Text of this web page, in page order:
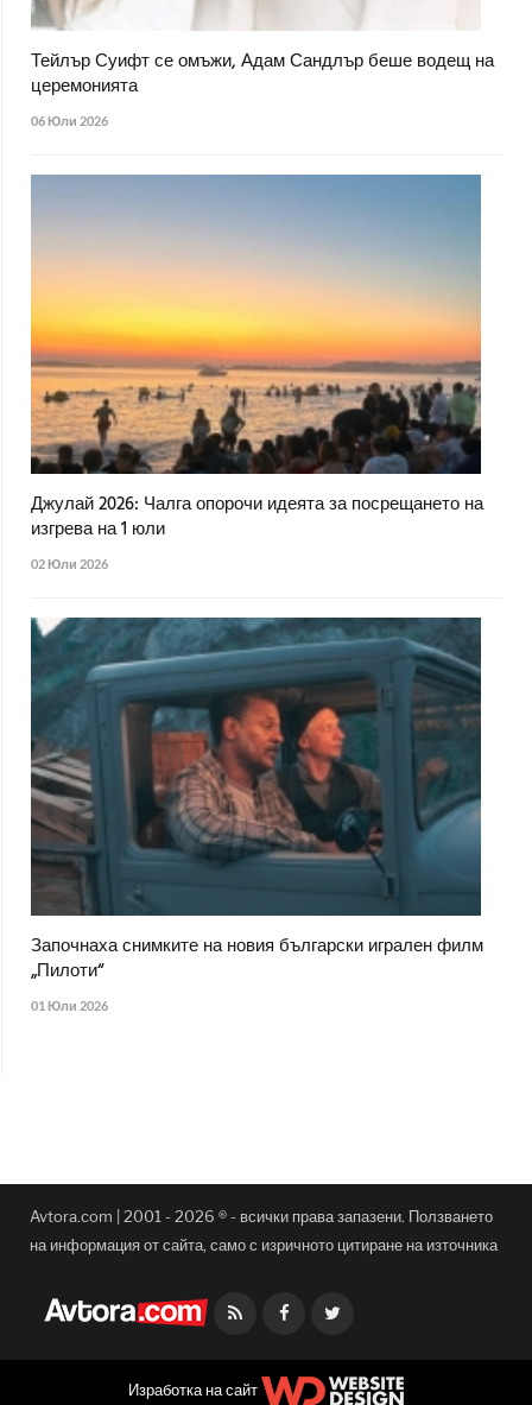
Тейлър Суифт се омъжи, Адам Сандлър беше водещ на
церемонията
06 Юли 2026
Джулай 2026: Чалга опорочи идеята за посрещането на
изгрева на 1 юли
02 Юли 2026
Започнаха снимките на новия български игрален филм
„Пилоти“
01 Юли 2026
Avtora.com | 2001 - 2026 ® - всички права запазени. Ползването
на информация от сайта, само с изричното цитиране на източника
Facebook
Изработка на сайт